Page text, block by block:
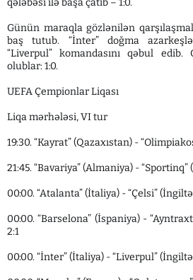
Günün maraqla gözlənilən
baş tutub. “İnter” doğma
“Liverpul” komandasını qəbul
olublar: 1:0.
UEFA Çempionlar Liqası
Liqa mərhələsi, VI tur
19:30. “Kayrat” (Qazaxıstan) -
21:45. “Bavariya” (Almaniya) - “Sportinq”
00:00. “Atalanta” (İtaliya) - “Çelsi”
00:00. “Barselona” (İspaniya) -
2:1
00:00. “İnter” (İtaliya) - “Liverpul”